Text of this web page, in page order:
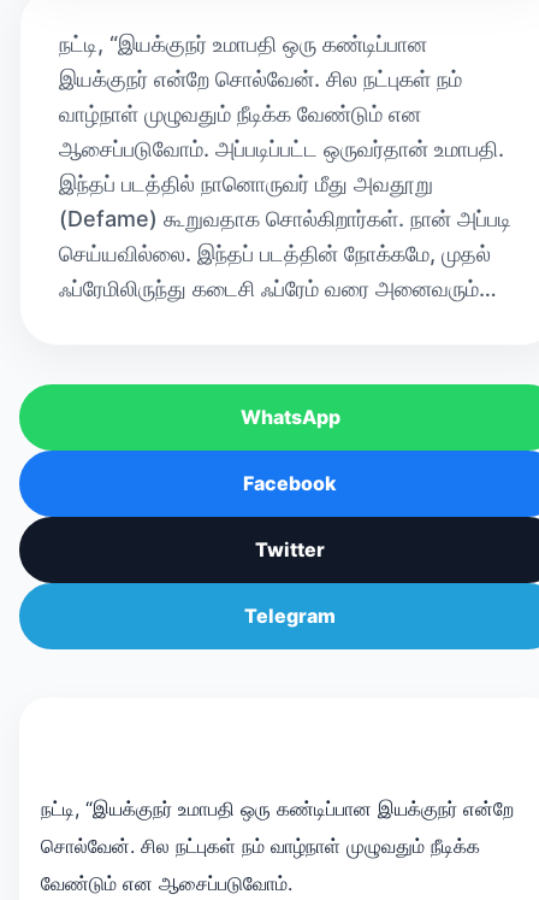
நட்டி, “இயக்குநர் உமாபதி ஒரு கண்டிப்பான
இயக்குநர் என்றே சொல்வேன். சில நட்புகள் நம்
வாழ்நாள் முழுவதும் நீடிக்க வேண்டும் என
ஆசைப்படுவோம். அப்படிப்பட்ட ஒருவர்தான் உமாபதி.
இந்தப் படத்தில் நானொருவர் மீது அவதூறு
(Defame) கூறுவதாக சொல்கிறார்கள். நான் அப்படி
செய்யவில்லை. இந்தப் படத்தின் நோக்கமே, முதல்
ஃப்ரேமிலிருந்து கடைசி ஃப்ரேம் வரை அனைவரும்…
WhatsApp
Facebook
Twitter
Telegram
நட்டி, “இயக்குநர் உமாபதி ஒரு கண்டிப்பான இயக்குநர் என்றே
சொல்வேன். சில நட்புகள் நம் வாழ்நாள் முழுவதும் நீடிக்க
வேண்டும் என ஆசைப்படுவோம்.